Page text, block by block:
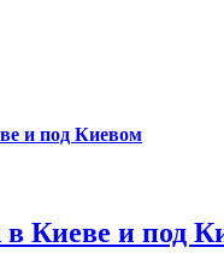
и под Киевом
в Киеве и под